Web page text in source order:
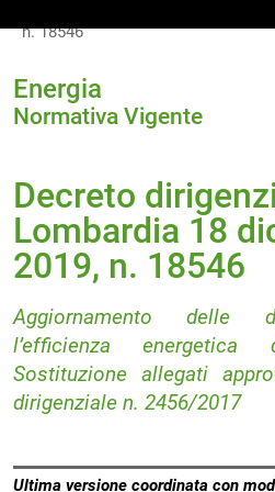
n. 18546
Energia
Normativa Vigente
Decreto
Lombardia 18
2019, n. 18546
Aggiornamento delle
l’efficienza
Sostituzione allegati
dirigenziale n. 2456/2017
Ultima versione coordinata con